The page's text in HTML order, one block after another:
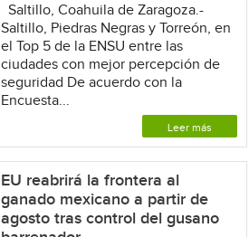
Saltillo, Coahuila de Zaragoza.-
Saltillo, Piedras Negras y Torreón, en
el Top 5 de la ENSU entre las
ciudades con mejor percepción de
seguridad De acuerdo con la
Encuesta...
Leer más
EU reabrirá la frontera al
ganado mexicano a partir de
agosto tras control del gusano